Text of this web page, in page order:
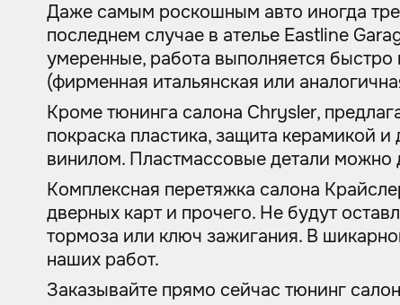
Даже самым роскошным авто иногда
последнем случае в ателье Eastline
умеренные, работа выполняется
(фирменная итальянская или
Кроме тюнинга салона Chrysler,
покраска пластика, защита керамикой
винилом. Пластмассовые детали можно
Комплексная перетяжка салона
дверных карт и прочего. Не будут
тормоза или ключ зажигания. В
наших работ.
Заказывайте прямо сейчас тюнинг